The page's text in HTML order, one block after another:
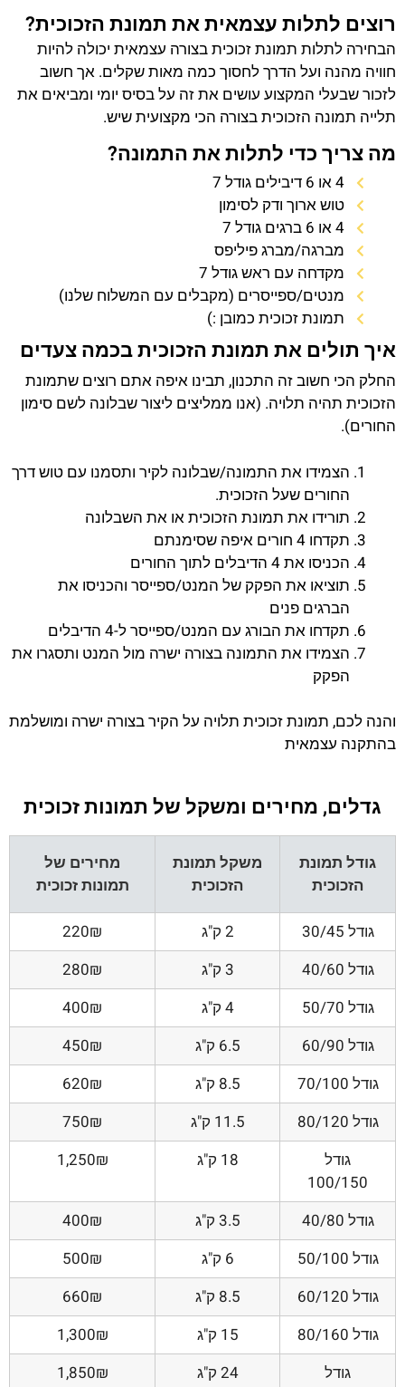
רוצים לתלות עצמאית את תמונת הזכוכית?
הבחירה לתלות תמונת זכוכית בצורה עצמאית יכולה להיות
חוויה מהנה ועל הדרך לחסוך כמה מאות שקלים. אך חשוב
לזכור שבעלי המקצוע עושים את זה על בסיס יומי ומביאים את
תלייה תמונה הזכוכית בצורה הכי מקצועית שיש.
מה צריך כדי לתלות את התמונה?
4 או 6 דיבילים גודל 7
טוש ארוך ודק לסימון
4 או 6 ברגים גודל 7
מברגה/מברג פיליפס
מקדחה עם ראש גודל 7
מנטים/ספייסרים (מקבלים עם המשלוח שלנו)
תמונת זכוכית כמובן :)
איך תולים את תמונת הזכוכית בכמה צעדים
החלק הכי חשוב זה התכנון, תבינו איפה אתם רוצים שתמונת
הזכוכית תהיה תלויה. (אנו ממליצים ליצור שבלונה לשם סימון
החורים).
הצמידו את התמונה/שבלונה לקיר ותסמנו עם טוש דרך
החורים שעל הזכוכית.
תורידו את תמונת הזכוכית או את השבלונה
תקדחו 4 חורים איפה שסימנתם
הכניסו את 4 הדיבלים לתוך החורים
תוציאו את הפקק של המנט/ספייסר והכניסו את
הברגים פנים
תקדחו את הבורג עם המנט/ספייסר ל-4 הדיבלים
הצמידו את התמונה בצורה ישרה מול המנט ותסגרו את
הפקק
והנה לכם, תמונת זכוכית תלויה על הקיר בצורה ישרה ומושלמת
בהתקנה עצמאית
גדלים, מחירים ומשקל של תמונות זכוכית
גודל תמונת
הזכוכית
משקל תמונת
הזכוכית
מחירים של
תמונות זכוכית
גודל 30/45 2 ק"ג
220₪
גודל 40/60
3 ק"ג
280₪
גודל 50/70
4 ק"ג
400₪
גודל 60/90
6.5 ק"ג
450₪
גודל 70/100
8.5 ק"ג
620₪
גודל 80/120
11.5 ק"ג
750₪
גודל
100/150
18 ק"ג 1,250₪
גודל 40/80 3.5 ק"ג
400₪
גודל 50/100
6 ק"ג
500₪
גודל 60/120
8.5 ק"ג
660₪
גודל 80/160
15 ק"ג
1,300₪
גודל
24 ק"ג 1,850₪